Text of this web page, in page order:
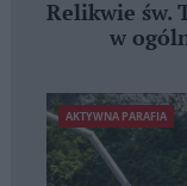
Relikwie św.
w
AKTYWNA PARAFIA